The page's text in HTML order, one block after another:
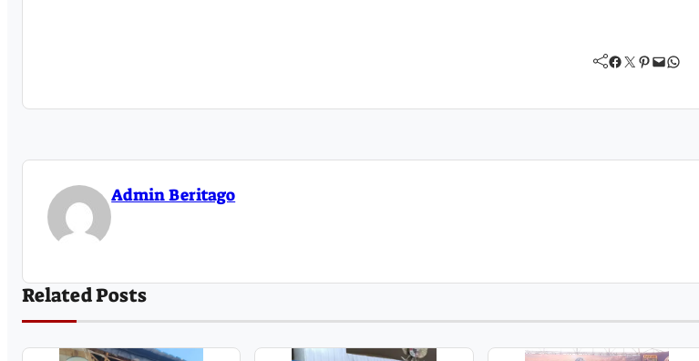
Facebook Twitter Pinterest Mail WhatsApp
Admin Beritago
Related Posts